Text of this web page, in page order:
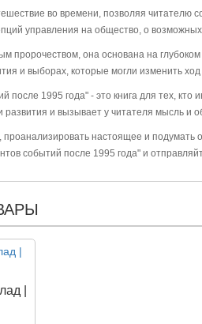
во времени, позволяя
управления на общество, о
пророчеством, она основана на
и выборах, которые могли изменить
после 1995 года" - это книга для тех,
и вызывает у читателя мысль и
проанализировать настоящее и
событий после 1995 года" и
|